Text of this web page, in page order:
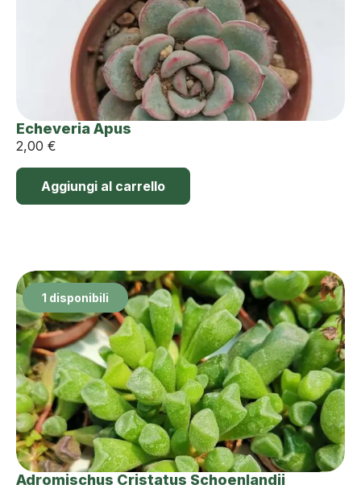
Echeveria Apus
2,00 €
Aggiungi al carrello
1 disponibili
Adromischus Cristatus Schoenlandii